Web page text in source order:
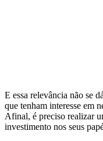
E essa relevância não se
que tenham interesse em
Afinal, é preciso realizar
investimento nos seus